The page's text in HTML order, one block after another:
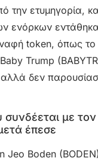
την ετυμηγορία,
ενόρκων
token, όπως το
Trump
δεν
συνδέεται με
έπεσε
Jeo Boden